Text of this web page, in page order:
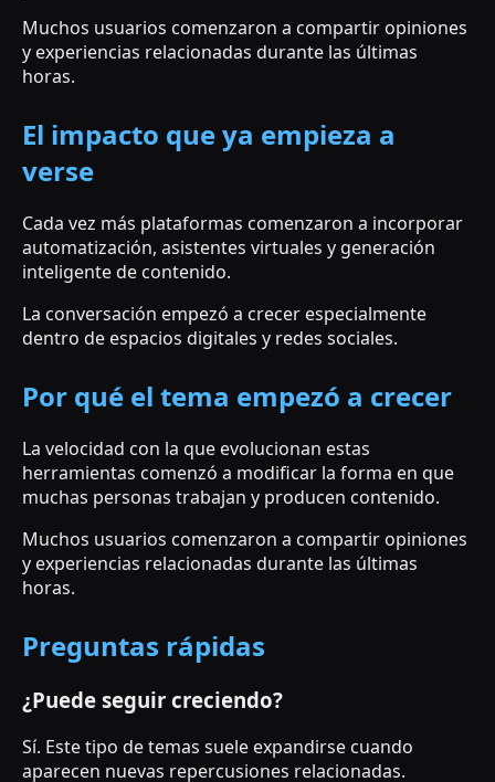
Muchos usuarios comenzaron a compartir opiniones
y experiencias relacionadas durante las últimas
horas.
El impacto que ya empieza a
verse
Cada vez más plataformas comenzaron a incorporar
automatización, asistentes virtuales y generación
inteligente de contenido.
La conversación empezó a crecer especialmente
dentro de espacios digitales y redes sociales.
Por qué el tema empezó a crecer
La velocidad con la que evolucionan estas
herramientas comenzó a modificar la forma en que
muchas personas trabajan y producen contenido.
Muchos usuarios comenzaron a compartir opiniones
y experiencias relacionadas durante las últimas
horas.
Preguntas rápidas
¿Puede seguir creciendo?
Sí. Este tipo de temas suele expandirse cuando
aparecen nuevas repercusiones relacionadas.